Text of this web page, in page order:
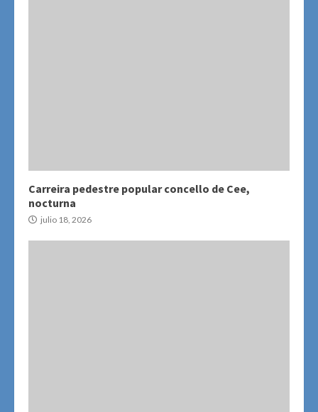
Carreira pedestre popular concello de Cee,
nocturna
julio 18, 2026